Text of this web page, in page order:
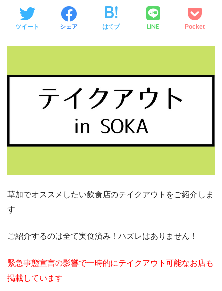
ツイート シェア はてブ LINE Pocket
草加でオススメしたい飲食店のテイクアウトをご紹介しま
す
ご紹介するのは全て実食済み！ハズレはありません！
緊急事態宣言の影響で一時的にテイクアウト可能なお店も
掲載しています